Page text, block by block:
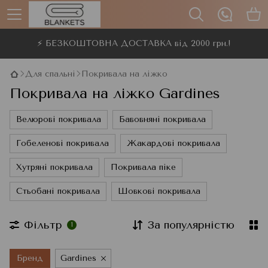
⚡ БЕЗКОШТОВНА ДОСТАВКА від 2000 грн.!
Для спальні Покривала на ліжко
Покривала на ліжко Gardines
Велюрові покривала Бавовняні покривала
Гобеленові покривала Жакардові покривала
Хутряні покривала Покривала піке
Стьобані покривала Шовкові покривала
Фільтр 1 За популярністю
Бренд Gardines